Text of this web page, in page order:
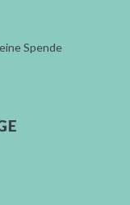
Spende